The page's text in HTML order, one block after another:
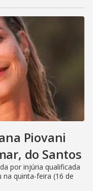
Piovani
do Santos
por injúria qualificada
na quinta-feira (16 de